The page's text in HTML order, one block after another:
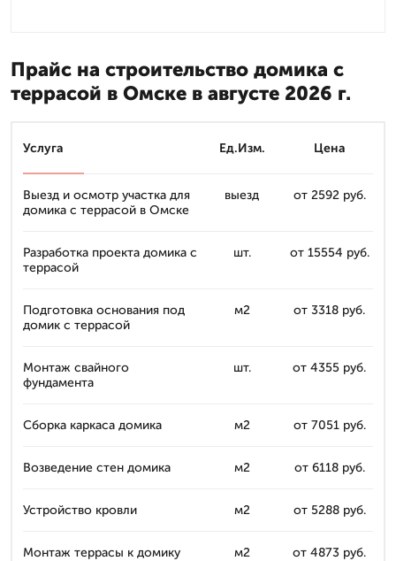
Прайс на строительство домика с
террасой в Омске в августе 2026 г.
Услуга Ед.Изм. Цена
Выезд и осмотр участка для
домика с террасой в Омске
выезд от 2592 руб.
Разработка проекта домика с
террасой
шт. от 15554 руб.
Подготовка основания под
домик с террасой
м2 от 3318 руб.
Монтаж свайного
фундамента
шт. от 4355 руб.
Сборка каркаса домика м2 от 7051 руб.
Возведение стен домика м2 от 6118 руб.
Устройство кровли м2 от 5288 руб.
Монтаж террасы к домику м2 от 4873 руб.